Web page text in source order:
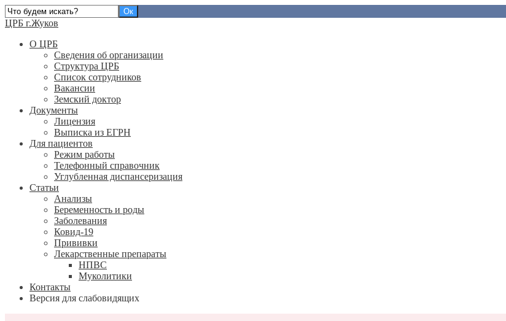
ЦРБ г.Жуков
О ЦРБ
Сведения об организации
Структура ЦРБ
Список сотрудников
Вакансии
Земский доктор
Документы
Лицензия
Выписка из ЕГРН
Для пациентов
Режим работы
Телефонный справочник
Углубленная диспансеризация
Статьи
Анализы
Беременность и роды
Заболевания
Ковид-19
Прививки
Лекарственные препараты
НПВС
Муколитики
Контакты
Версия для слабовидящих